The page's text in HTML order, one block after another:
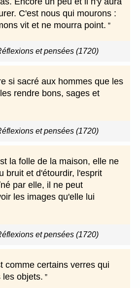
C'est nous qui mourons :
vit et ne mourra point.
et pensées (1720)
si sacré aux hommes que les
rendre bons, sages et
et pensées (1720)
la folle de la maison, elle ne
bruit et d'étourdir, l'esprit
par elle, il ne peut
les images qu'elle lui
et pensées (1720)
comme certains verres qui
les objets.